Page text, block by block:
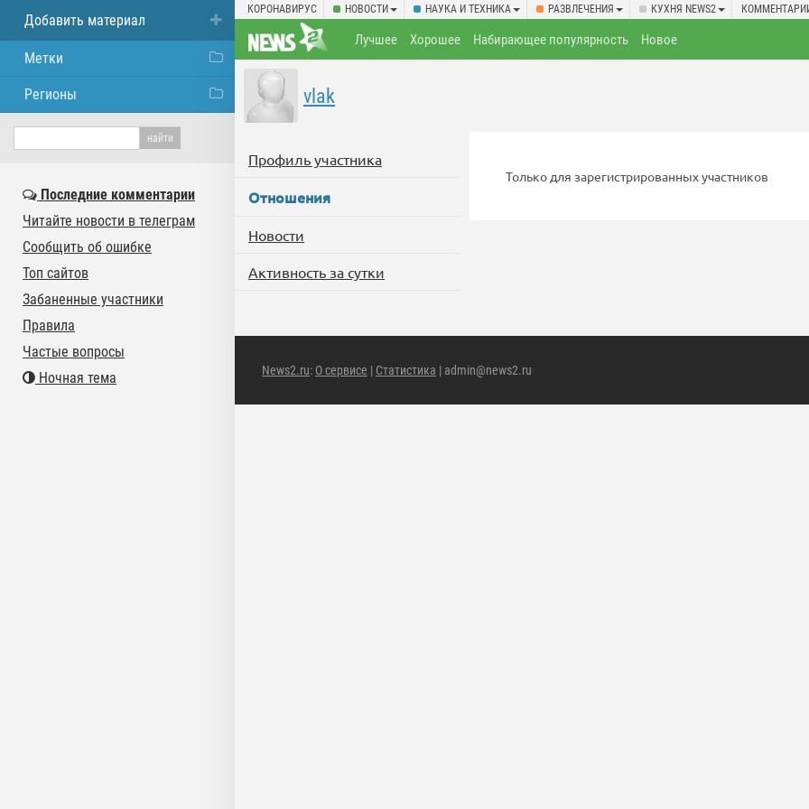
КОРОНАВИРУС НОВОСТИ НАУКА И ТЕХНИКА РАЗВЛЕЧЕНИЯ КУХНЯ NEWS2
Лучшее Хорошее Набирающее популярность Новое
vlak
Профиль участника
Отношения
Новости
Активность за сутки
Только для зарегистрированных участников
News2.ru: О сервисе | Статистика | admin@news2.ru
Добавить материал
Метки
Регионы
Последние комментарии
Читайте новости в телеграм
Сообщить об ошибке
Топ сайтов
Забаненные участники
Правила
Частые вопросы
Ночная тема